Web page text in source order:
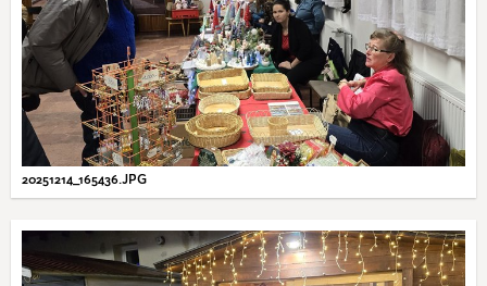
20251214_165436.JPG